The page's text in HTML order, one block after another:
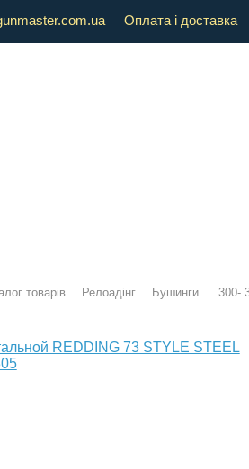
Оплата і доставка
товарів Релоадінг Бушинги .300-